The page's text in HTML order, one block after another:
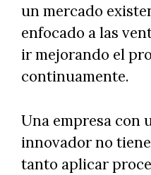
un mercado
enfocado a las
ir mejorando el
continuamente.
Una empresa con
innovador no
tanto aplicar